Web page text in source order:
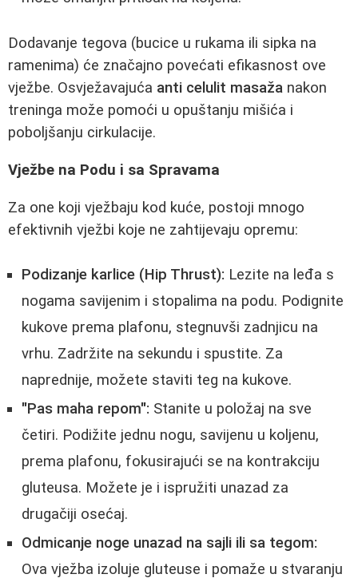
Dodavanje tegova (bucice u rukama ili sipka na
ramenima) će značajno povećati efikasnost ove
vježbe. Osvježavajuća anti celulit masaža nakon
treninga može pomoći u opuštanju mišića i
poboljšanju cirkulacije.
Vježbe na Podu i sa Spravama
Za one koji vježbaju kod kuće, postoji mnogo
efektivnih vježbi koje ne zahtijevaju opremu:
Podizanje karlice (Hip Thrust): Lezite na leđa s
nogama savijenim i stopalima na podu. Podignite
kukove prema plafonu, stegnuvši zadnjicu na
vrhu. Zadržite na sekundu i spustite. Za
naprednije, možete staviti teg na kukove.
"Pas maha repom": Stanite u položaj na sve
četiri. Podižite jednu nogu, savijenu u koljenu,
prema plafonu, fokusirajući se na kontrakciju
gluteusa. Možete je i ispružiti unazad za
drugačiji osećaj.
Odmicanje noge unazad na sajli ili sa tegom:
Ova vježba izoluje gluteuse i pomaže u stvaranju